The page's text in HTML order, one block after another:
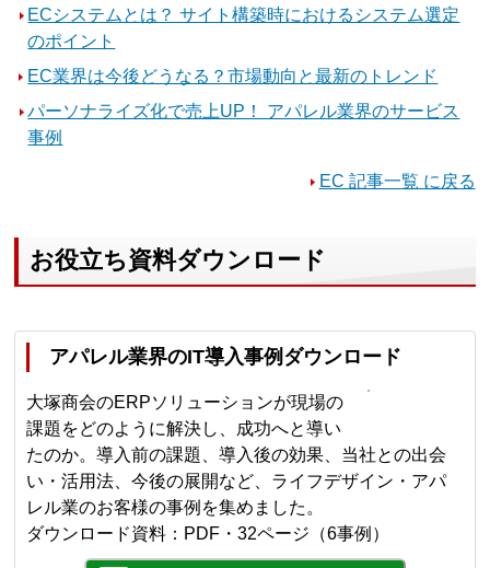
ECシステムとは？ サイト構築時におけるシステム選定
のポイント
EC業界は今後どうなる？市場動向と最新のトレンド
パーソナライズ化で売上UP！ アパレル業界のサービス
事例
EC 記事一覧 に戻る
お役立ち資料ダウンロード
アパレル業界のIT導入事例ダウンロード
大塚商会のERPソリューションが現場の
課題をどのように解決し、成功へと導い
たのか。導入前の課題、導入後の効果、当社との出会
い・活用法、今後の展開など、ライフデザイン・アパ
レル業のお客様の事例を集めました。
ダウンロード資料：PDF・32ページ（6事例）